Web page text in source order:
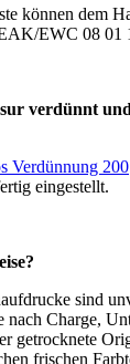
können dem
EWC 08 01
verdünnt
Verdünnung 200
eingestellt.
sind
nach Charge,
getrocknete
frischen